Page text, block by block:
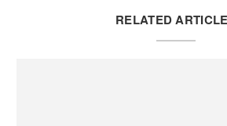
RELATED